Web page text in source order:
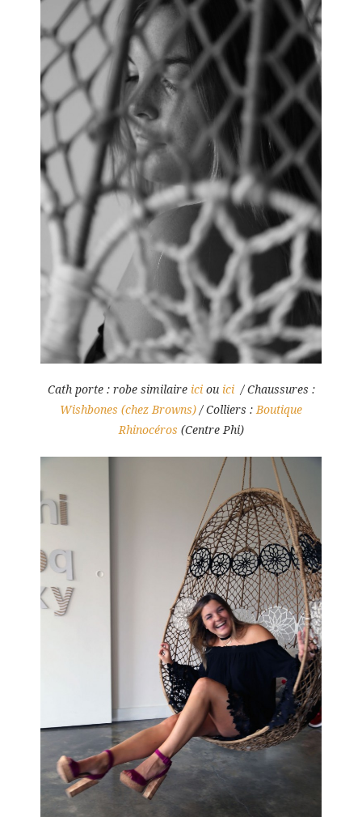
Cath porte : robe similaire iciou ici/ Chaussures :
Wishbones (chez Browns) / Colliers : Boutique
Rhinocéros (Centre Phi)